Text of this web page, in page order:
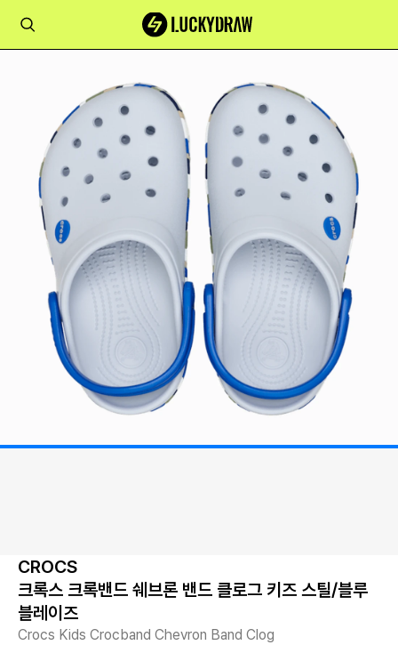
CROCS
크록스 크록밴드 쉐브론 밴드 클로그 키즈 스틸/블루
블레이즈
Crocs Kids Crocband Chevron Band Clog